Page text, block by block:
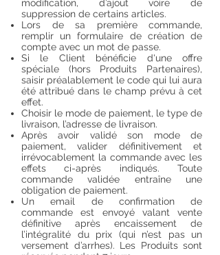
modification, d’ajout voire de
suppression de certains articles.
Lors de sa première commande,
remplir un formulaire de création de
compte avec un mot de passe.
Si le Client bénéficie d'une offre
spéciale (hors Produits Partenaires),
saisir préalablement le code qui lui aura
été attribué dans le champ prévu à cet
effet.
Choisir le mode de paiement, le type de
livraison, l’adresse de livraison.
Après avoir validé son mode de
paiement, valider définitivement et
irrévocablement la commande avec les
effets ci-après indiqués. Toute
commande validée entraîne une
obligation de paiement.
Un email de confirmation de
commande est envoyé valant vente
définitive après encaissement de
l’intégralité du prix (qui n’est pas un
versement d’arrhes). Les Produits sont